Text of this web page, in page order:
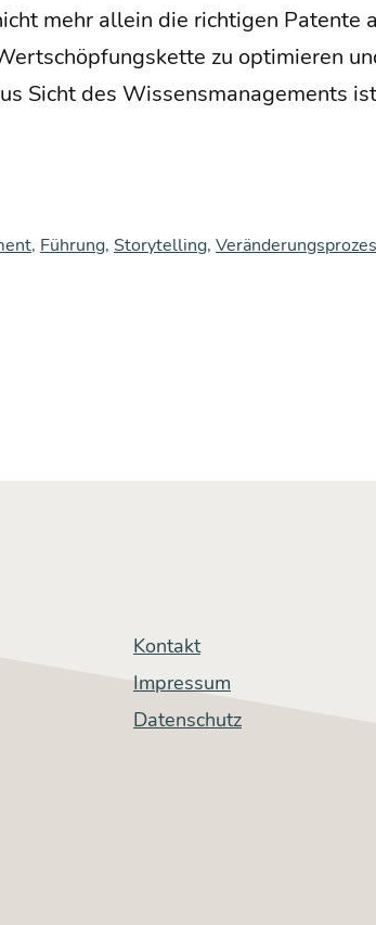
mehr allein die rich­ti­gen Paten­te
zu opti­mie­ren
Sicht des Wis­sens­ma­nage­ments
, Führung, Storytelling,
Kontakt
Impressum
Datenschutz